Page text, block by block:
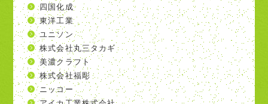
四国化成
東洋工業
ユニソン
株式会社丸三タカギ
美濃クラフト
株式会社福彫
ニッコー